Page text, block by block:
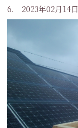
6. 2023年02月14日